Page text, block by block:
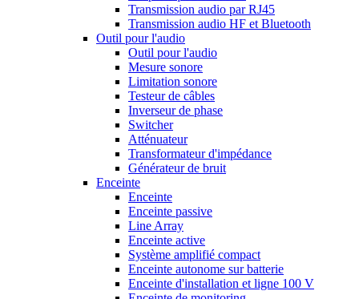
Transmission audio par RJ45
Transmission audio HF et Bluetooth
Outil pour l'audio
Outil pour l'audio
Mesure sonore
Limitation sonore
Testeur de câbles
Inverseur de phase
Switcher
Atténuateur
Transformateur d'impédance
Générateur de bruit
Enceinte
Enceinte
Enceinte passive
Line Array
Enceinte active
Système amplifié compact
Enceinte autonome sur batterie
Enceinte d'installation et ligne 100 V